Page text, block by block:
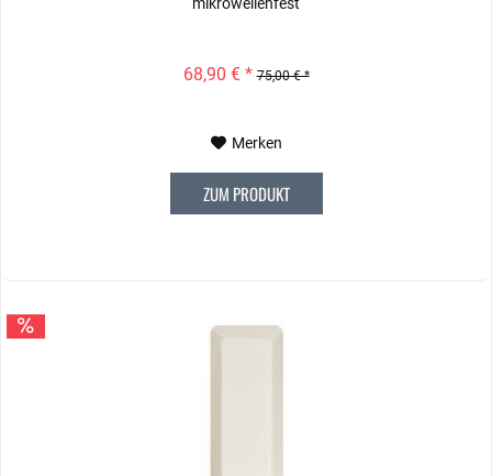
mikrowellenfest
68,90 € * 75,00 € *
Merken
ZUM PRODUKT